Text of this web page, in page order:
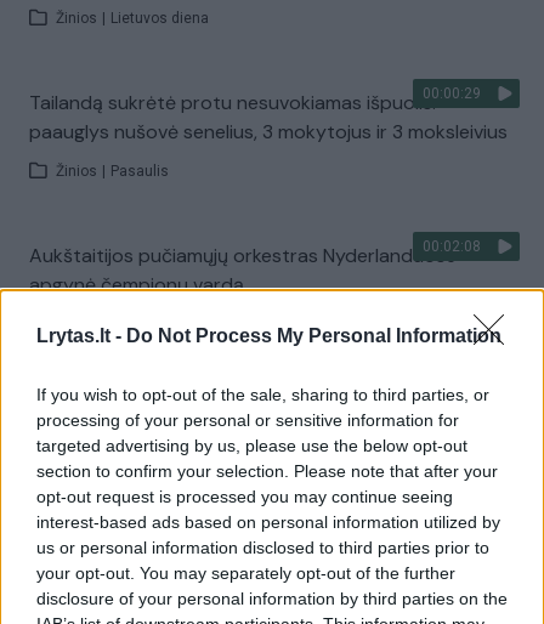
Lrytas.lt - Do Not Process My Personal Information
If you wish to opt-out of the sale, sharing to third parties, or
processing of your personal or sensitive information for
targeted advertising by us, please use the below opt-out
section to confirm your selection. Please note that after your
opt-out request is processed you may continue seeing
interest-based ads based on personal information utilized by
us or personal information disclosed to third parties prior to
your opt-out. You may separately opt-out of the further
disclosure of your personal information by third parties on the
Žinios Lietuvos diena
00:00:29
Tailandą sukrėtė protu nesuvokiamas išpuolis:
paauglys nušovė senelius, 3 mokytojus ir 3 moksleivius
Žinios Pasaulis
00:02:08
Aukštaitijos pučiamųjų orkestras Nyderlanduose
apgynė čempionų vardą
| Lietuvos diena
Visi įrašai
Žiūrimiausi įrašai
00:00:30
Vaizdai iš tragiškos avarijos Vilniaus r.: dviejų moterų ir